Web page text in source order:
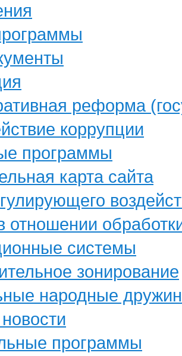
реформа
коррупции
программы
карта сайта
отношении
системы
зонирование
народные
программы